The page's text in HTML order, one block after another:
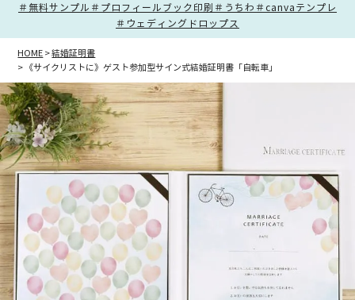
＃無料サンプル ＃プロフィールブック印刷 ＃うちわ ＃canvaテンプレ
＃ウェディングドロップス
HOME
結婚証明書
《サイクリストに》ゲスト参加型サイン式結婚証明書「自転車」